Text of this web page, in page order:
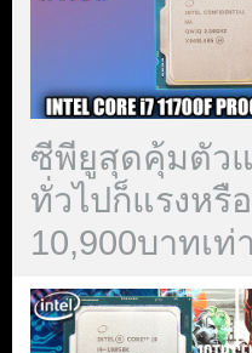
ซีพียูสุดคุ้มตัวแ
ทั่วไปก็แรงหรื
10,900บาทเ